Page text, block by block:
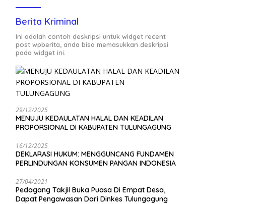
Berita Kriminal
Ini adalah contoh deskripsi untuk widget recent
post wpberita, anda bisa memasukkan deskripsi
pada widget ini.
29/12/2025
MENUJU KEDAULATAN HALAL DAN KEADILAN
PROPORSIONAL DI KABUPATEN TULUNGAGUNG
16/12/2025
DEKLARASI HUKUM: MENGGUNCANG FUNDAMEN
PERLINDUNGAN KONSUMEN PANGAN INDONESIA
27/04/2021
Pedagang Takjil Buka Puasa Di Empat Desa,
Dapat Pengawasan Dari Dinkes Tulungagung